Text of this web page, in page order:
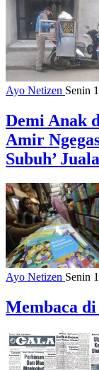
Ayo Netizen Senin
Demi Anak
Amir
Subuh’
Ayo Netizen Senin
Membaca